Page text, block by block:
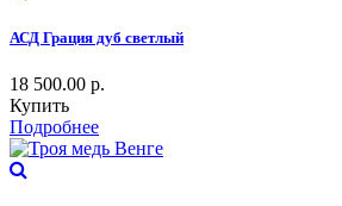
АСД Грация дуб светлый
18 500.00 р.
Купить
Подробнее